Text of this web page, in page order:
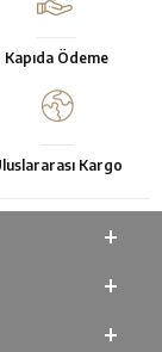
Kapıda Ödeme
Kargo